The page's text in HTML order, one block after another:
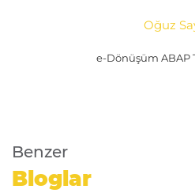
Oğuz
e-Dönüşüm ABAP
Benzer
Bloglar